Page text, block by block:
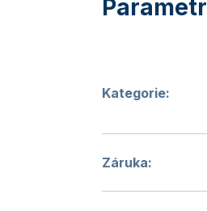
Kategorie:
Záruka: